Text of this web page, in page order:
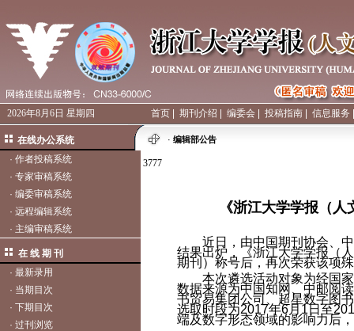
2026年8月6日 星期四 首页 期刊介绍 编委会 投稿指南 信息服务
在线办公系统 · 编辑部公告
· 作者投稿系统
· 专家审稿系统
· 编委审稿系统
· 远程编辑系统
· 主编审稿系统
在 线 期 刊
· 最新录用
· 当期目次
· 下期目次
· 过刊浏览
3777
《浙江大学学报（
近日，由中国期刊协会、
结果出炉，《浙江大学学报（
期刊）称号后，再次荣获该项
本次遴选活动对象为经国
数据来源为中国知网、中邮阅
书贸易集团公司、超星数字图
选取时段为2017年6月1日至
端及数字形态领域的影响力后